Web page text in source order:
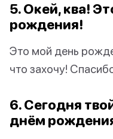
5. Окей, ква!
рождения!
Это мой день
что захочу!
6. Сегодня
днём